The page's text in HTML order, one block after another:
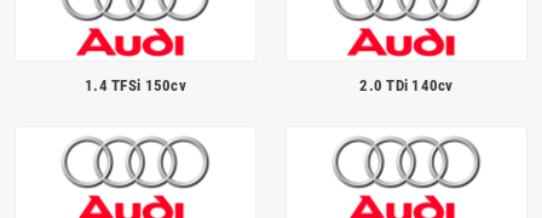
Dimensions d'origine respectées
Installation en lieu et place.
Homologué pour le contrôle technique
1.4 TFSi 150cv 2.0 TDi 140cv